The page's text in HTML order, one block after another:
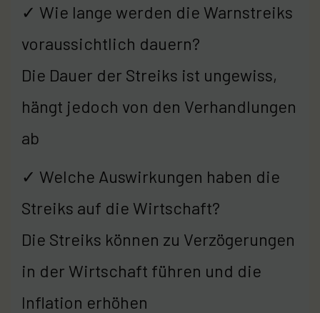
✓ Wie lange werden die Warnstreiks
voraussichtlich dauern?
Die Dauer der Streiks ist ungewiss,
hängt jedoch von den Verhandlungen
ab
✓ Welche Auswirkungen haben die
Streiks auf die Wirtschaft?
Die Streiks können zu Verzögerungen
in der Wirtschaft führen und die
Inflation erhöhen